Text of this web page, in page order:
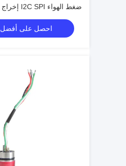
ضغط الهواء I2C SPI إخراج إشارة
احصل على